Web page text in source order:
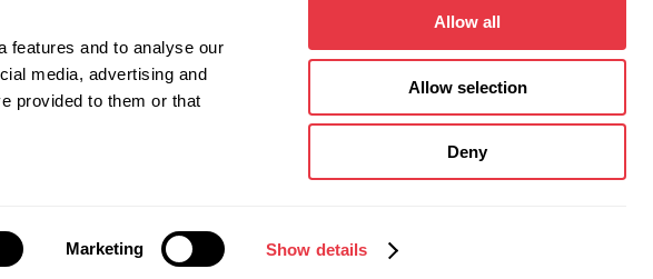
features and to analyse our
media, advertising and
provided to them or that
Marketing Show details
Allow all
Allow selection
Deny
Oprogramowanie
Sitemap Polityka prywatności